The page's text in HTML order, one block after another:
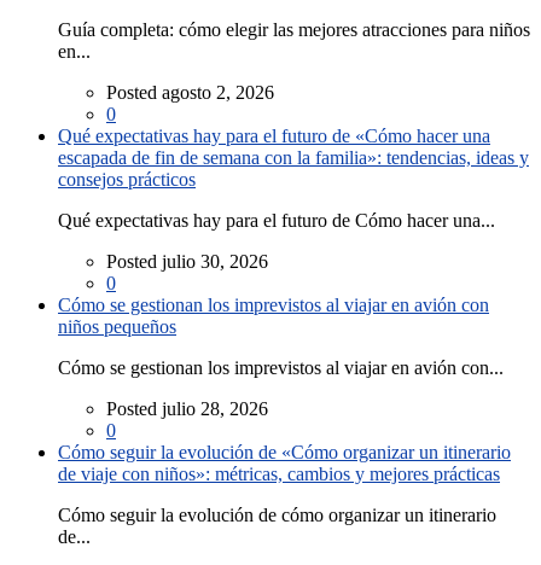
Guía completa: cómo elegir las mejores atracciones para niños
en...
Posted agosto 2, 2026
0
Qué expectativas hay para el futuro de «Cómo hacer una
escapada de fin de semana con la familia»: tendencias, ideas y
consejos prácticos
Qué expectativas hay para el futuro de Cómo hacer una...
Posted julio 30, 2026
0
Cómo se gestionan los imprevistos al viajar en avión con
niños pequeños
Cómo se gestionan los imprevistos al viajar en avión con...
Posted julio 28, 2026
0
Cómo seguir la evolución de «Cómo organizar un itinerario
de viaje con niños»: métricas, cambios y mejores prácticas
Cómo seguir la evolución de cómo organizar un itinerario
de...